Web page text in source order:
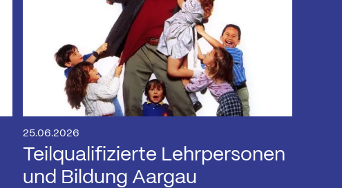
25.06.2026
Teilqualifizierte Lehrpersonen
und Bildung Aargau